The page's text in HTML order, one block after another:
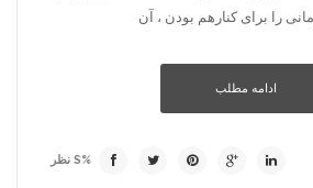
را برای کنارهم بودن ، آن
ادامه مطلب
%S نظر